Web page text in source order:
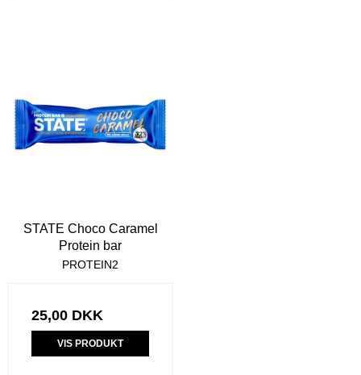
STATE Choco Caramel
Protein bar
PROTEIN2
25,00 DKK
VIS PRODUKT